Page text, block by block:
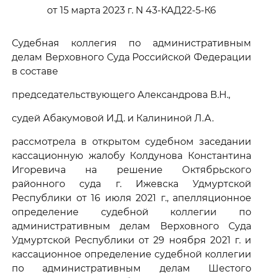
от 15 марта 2023 г. N 43-КАД22-5-К6
Судебная коллегия по административным
делам Верховного Суда Российской Федерации
в составе
председательствующего Александрова В.Н.,
судей Абакумовой И.Д. и Калининой Л.А.
рассмотрела в открытом судебном заседании
кассационную жалобу Колдунова Константина
Игоревича на решение Октябрьского
районного суда г. Ижевска Удмуртской
Республики от 16 июля 2021 г., апелляционное
определение судебной коллегии по
административным делам Верховного Суда
Удмуртской Республики от 29 ноября 2021 г. и
кассационное определение судебной коллегии
по административным делам Шестого